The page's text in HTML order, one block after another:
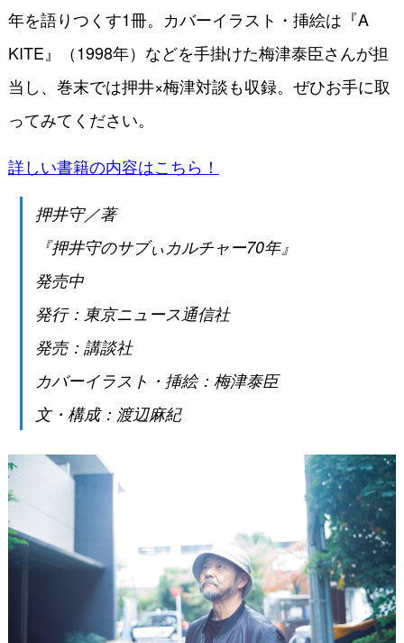
年を語りつくす1冊。カバーイラスト・挿絵は『A
KITE』（1998年）などを手掛けた梅津泰臣さんが担
当し、巻末では押井×梅津対談も収録。ぜひお手に取
ってみてください。
詳しい書籍の内容はこちら！
押井守／著
『押井守のサブぃカルチャー70年』
発売中
発行：東京ニュース通信社
発売：講談社
カバーイラスト・挿絵：梅津泰臣
文・構成：渡辺麻紀